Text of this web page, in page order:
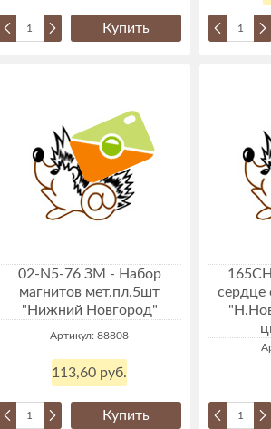
Купить
02-N5-76 ЗМ - Набор
магнитов мет.пл.5шт
"Нижний Новгород"
Артикул: 88808
113,60 руб.
Купить
сердце